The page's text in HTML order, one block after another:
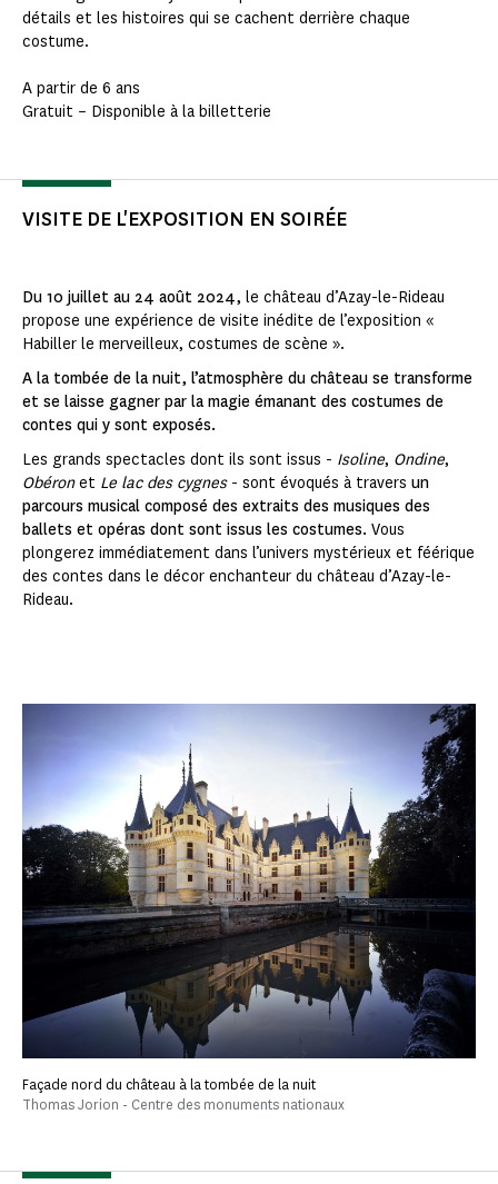
détails et les histoires qui se cachent derrière chaque
costume.
A partir de 6 ans
Gratuit – Disponible à la billetterie
VISITE DE L'EXPOSITION EN SOIRÉE
Du 10 juillet au 24 août 2024, le château d’Azay-le-Rideau
propose une expérience de visite inédite de l’exposition «
Habiller le merveilleux, costumes de scène ».
A la tombée de la nuit, l’atmosphère du château se transforme
et se laisse gagner par la magie émanant des costumes de
contes qui y sont exposés.
Les grands spectacles dont ils sont issus - Isoline, Ondine,
Obéronet Le lac des cygnes- sont évoqués à travers un
parcours musical composé des extraits des musiques des
ballets et opéras dont sont issus les costumes. Vous
plongerez immédiatement dans l’univers mystérieux et féérique
des contes dans le décor enchanteur du château d’Azay-le-
Rideau.
Façade nord du château à la tombée de la nuit
Thomas Jorion - Centre des monuments nationaux